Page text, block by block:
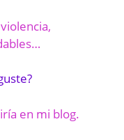
en mi blog.